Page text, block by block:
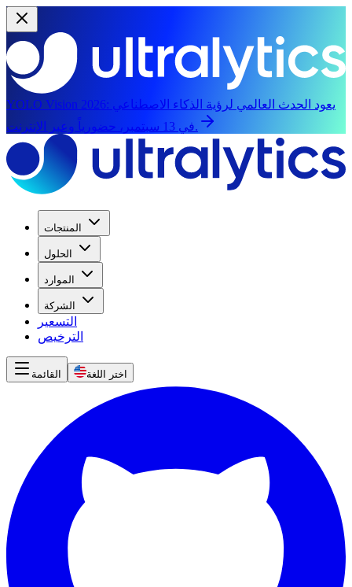
YOLO Vision 2026: يعود الحدث العالمي لرؤية الذكاء الاصطناعي
في 13 سبتمبر، حضورياً وعبر الإنترنت.
المنتجات
الحلول
الموارد
الشركة
التسعير
الترخيص
القائمة اختر اللغة